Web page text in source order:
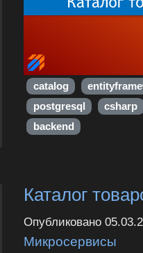
catalog
postgresql
csharp
backend
Каталог
Опубликовано
Микросервисы